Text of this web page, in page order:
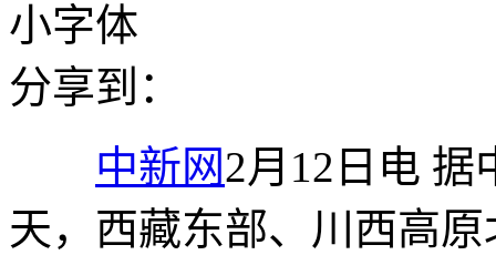
小字体
分享到：
中新网2月12日电 据
天，西藏东部、川西高